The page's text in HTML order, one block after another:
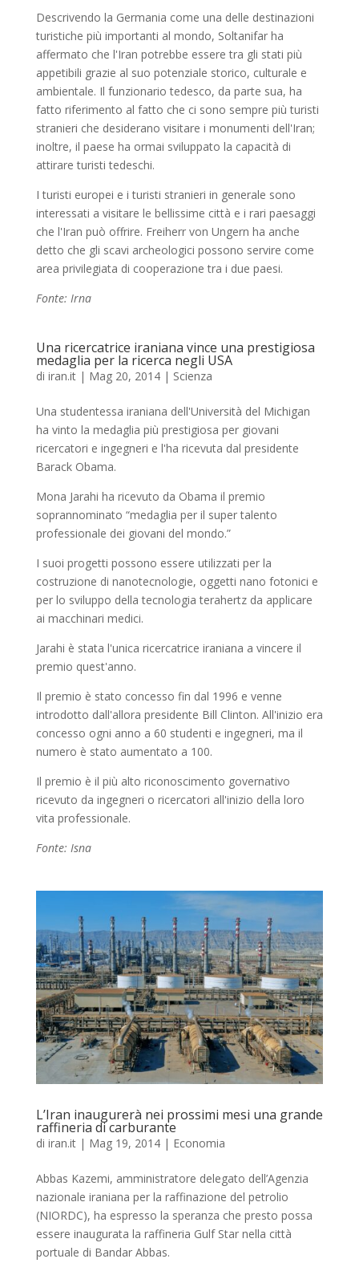
Descrivendo la Germania come una delle destinazioni
turistiche più importanti al mondo, Soltanifar ha
affermato che l'Iran potrebbe essere tra gli stati più
appetibili grazie al suo potenziale storico, culturale e
ambientale. Il funzionario tedesco, da parte sua, ha
fatto riferimento al fatto che ci sono sempre più turisti
stranieri che desiderano visitare i monumenti dell'Iran;
inoltre, il paese ha ormai sviluppato la capacità di
attirare turisti tedeschi.
I turisti europei e i turisti stranieri in generale sono
interessati a visitare le bellissime città e i rari paesaggi
che l'Iran può offrire. Freiherr von Ungern ha anche
detto che gli scavi archeologici possono servire come
area privilegiata di cooperazione tra i due paesi.
Fonte: Irna
Una ricercatrice iraniana vince una prestigiosa
medaglia per la ricerca negli USA
di iran.it| Mag 20, 2014| Scienza
Una studentessa iraniana dell'Università del Michigan
ha vinto la medaglia più prestigiosa per giovani
ricercatori e ingegneri e l'ha ricevuta dal presidente
Barack Obama.
Mona Jarahi ha ricevuto da Obama il premio
soprannominato “medaglia per il super talento
professionale dei giovani del mondo.”
I suoi progetti possono essere utilizzati per la
costruzione di nanotecnologie, oggetti nano fotonici e
per lo sviluppo della tecnologia terahertz da applicare
ai macchinari medici.
Jarahi è stata l'unica ricercatrice iraniana a vincere il
premio quest'anno.
Il premio è stato concesso fin dal 1996 e venne
introdotto dall'allora presidente Bill Clinton. All'inizio era
concesso ogni anno a 60 studenti e ingegneri, ma il
numero è stato aumentato a 100.
Il premio è il più alto riconoscimento governativo
ricevuto da ingegneri o ricercatori all'inizio della loro
vita professionale.
Fonte: Isna
L’Iran inaugurerà nei prossimi mesi una grande
raffineria di carburante
di iran.it| Mag 19, 2014| Economia
Abbas Kazemi, amministratore delegato dell’Agenzia
nazionale iraniana per la raffinazione del petrolio
(NIORDC), ha espresso la speranza che presto possa
essere inaugurata la raffineria Gulf Star nella città
portuale di Bandar Abbas.